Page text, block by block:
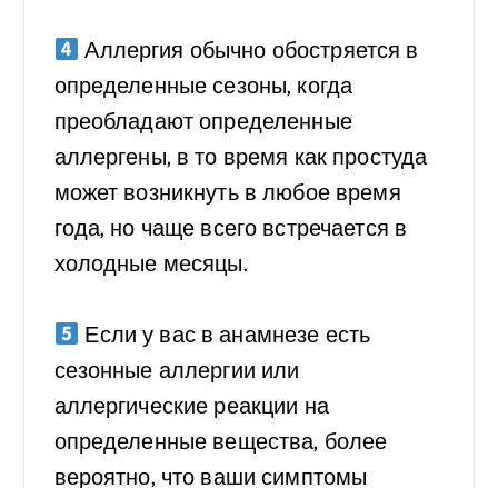
Аллергия обычно обостряется в
определенные сезоны, когда
преобладают определенные
аллергены, в то время как простуда
может возникнуть в любое время
года, но чаще всего встречается в
холодные месяцы.
Если у вас в анамнезе есть
сезонные аллергии или
аллергические реакции на
определенные вещества, более
вероятно, что ваши симптомы